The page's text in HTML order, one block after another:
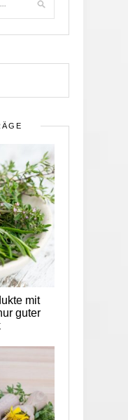
mit
guter